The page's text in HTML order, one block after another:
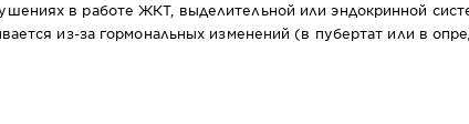
в работе ЖКТ, выделительной или эндокринной
из-за гормональных изменений (в пубертат или в